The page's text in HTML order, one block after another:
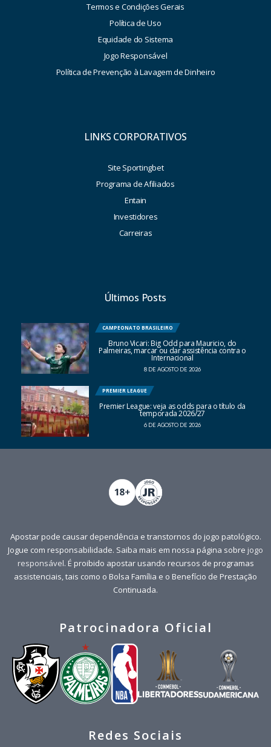
Termos e Condições Gerais
Política de Uso
Equidade do Sistema
Jogo Responsável
Política de Prevenção à Lavagem de Dinheiro
LINKS CORPORATIVOS
Site Sportingbet
Programa de Afiliados
Entain
Investidores
Carreiras
Últimos Posts
CAMPEONATO BRASILEIRO
Bruno Vicari: Big Odd para Mauricio, do
Palmeiras, marcar ou dar assistência contra o
Internacional
8 DE AGOSTO DE 2026
PREMIER LEAGUE
Premier League: veja as odds para o título da
temporada 2026/27
6 DE AGOSTO DE 2026
Apostar pode causar dependência e transtornos do jogo patológico.
Jogue com responsabilidade. Saiba mais em nossa página sobre jogo
responsável. É proibido apostar usando recursos de programas
assistenciais, tais como o Bolsa Família e o Benefício de Prestação
Continuada.
Patrocinadora Oficial
Redes Sociais